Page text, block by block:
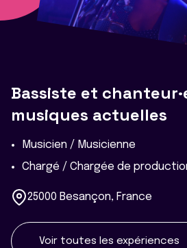
Bassiste et
musiques actuelles
Musicien / Musicienne
Chargé / Chargée de
25000 Besançon, France
Voir toutes les expériences